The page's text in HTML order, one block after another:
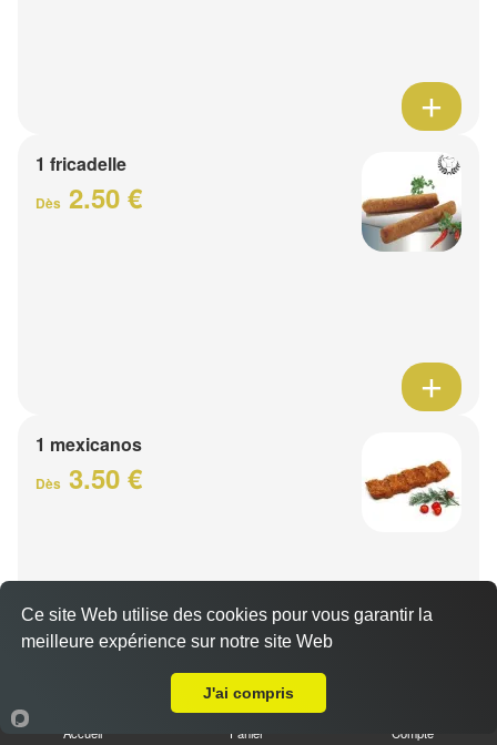
1 fricadelle
Dès 2.50 €
1 mexicanos
Dès 3.50 €
Accueil Panier Compte
Ce site Web utilise des cookies pour vous garantir la
meilleure expérience sur notre site Web
J'ai compris